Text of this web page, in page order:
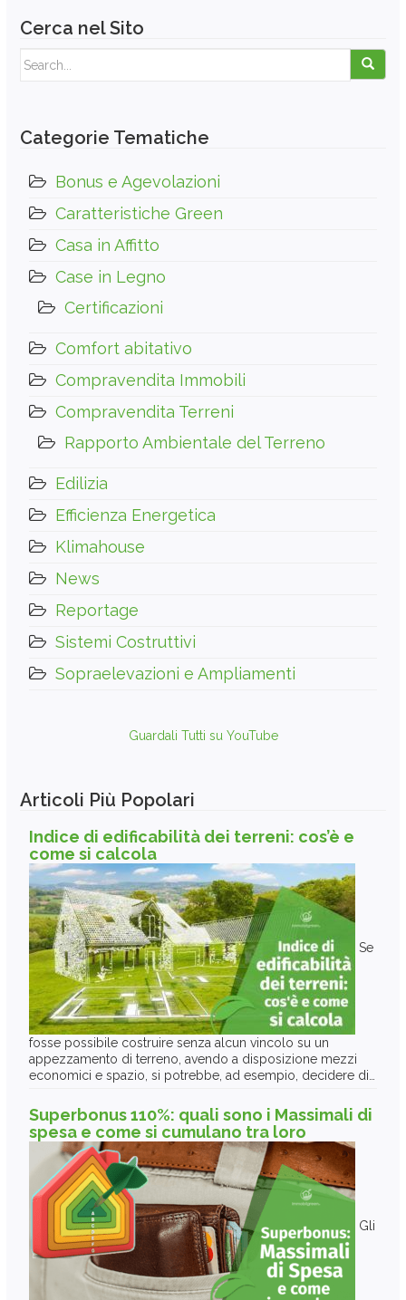
Cerca nel Sito
Categorie Tematiche
Bonus e Agevolazioni
Caratteristiche Green
Casa in Affitto
Case in Legno
Certificazioni
Comfort abitativo
Compravendita Immobili
Compravendita Terreni
Rapporto Ambientale del Terreno
Edilizia
Efficienza Energetica
Klimahouse
News
Reportage
Sistemi Costruttivi
Sopraelevazioni e Ampliamenti
Guardali Tutti su YouTube
Articoli Più Popolari
Indice di edificabilità dei terreni: cos’è e
come si calcola
Se
fosse possibile costruire senza alcun vincolo su un
appezzamento di terreno, avendo a disposizione mezzi
economici e spazio, si potrebbe, ad esempio, decidere di…
Superbonus 110%: quali sono i Massimali di
spesa e come si cumulano tra loro
Gli